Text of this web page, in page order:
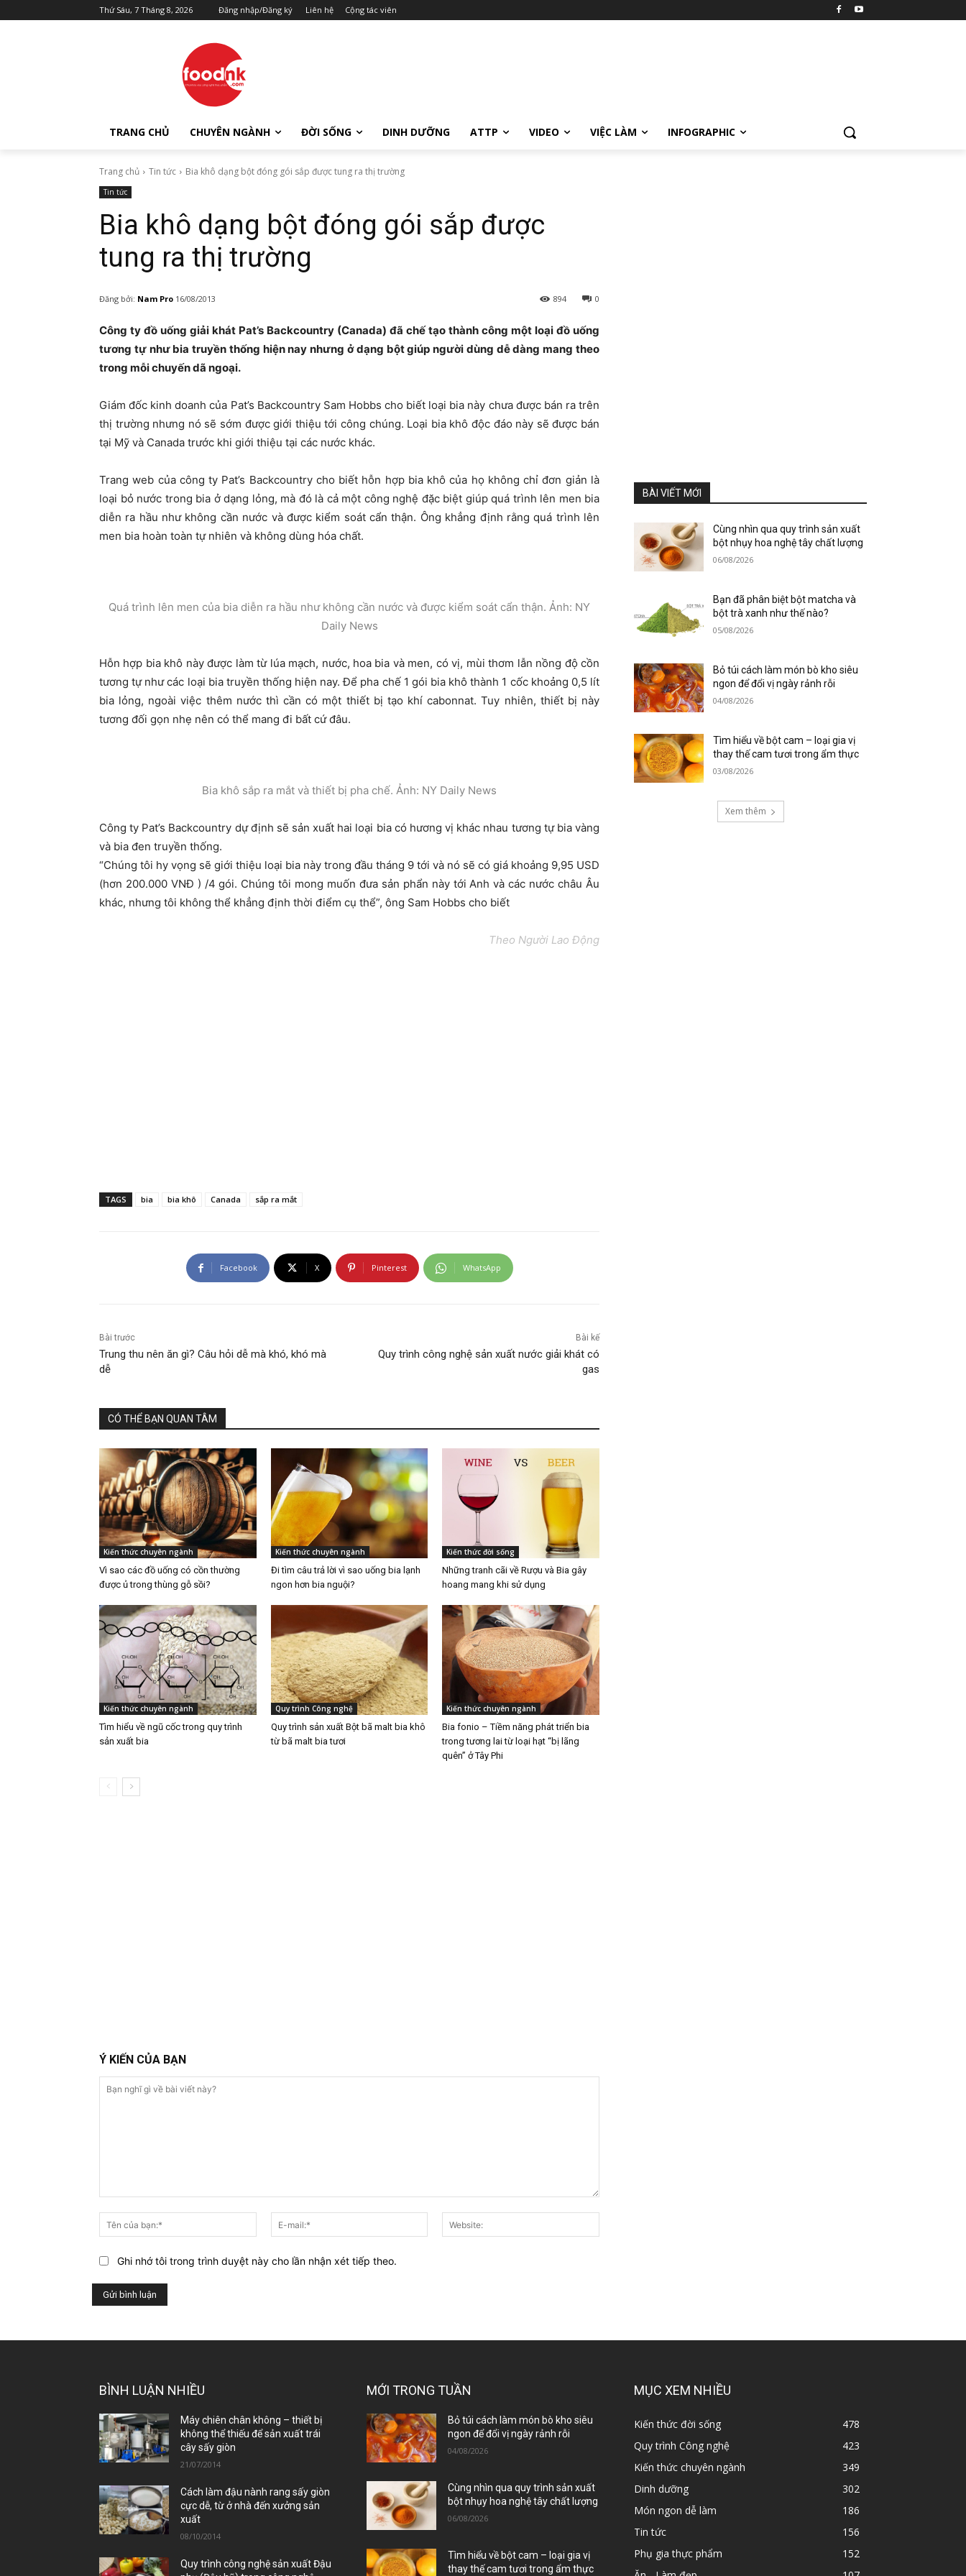
Thứ Sáu, 7 Tháng 8, 2026 Đăng nhập/Đăng ký Liên hệ Cộng tác viên
TRANG CHỦ CHUYÊN NGÀNH ĐỜI SỐNG DINH DƯỠNG ATTP VIDEO VIỆC LÀM INFOGRAPHIC
Trang chủ Tin tức Bia khô dạng bột đóng gói sắp được tung ra thị trường
Tin tức
Bia khô dạng bột đóng gói sắp được
tung ra thị trường
Đăng bởi: Nam Pro 16/08/2013 0
894
Công ty đồ uống giải khát Pat’s Backcountry (Canada) đã chế tạo thành công một loại đồ uống
tương tự như bia truyền thống hiện nay nhưng ở dạng bột giúp người dùng dễ dàng mang theo
trong mỗi chuyến dã ngoại.
Giám đốc kinh doanh của Pat’s Backcountry Sam Hobbs cho biết loại bia này chưa được bán ra trên
thị trường nhưng nó sẽ sớm được giới thiệu tới công chúng. Loại bia khô độc đáo này sẽ được bán
tại Mỹ và Canada trước khi giới thiệu tại các nước khác.
Trang web của công ty Pat’s Backcountry cho biết hỗn hợp bia khô của họ không chỉ đơn giản là
loại bỏ nước trong bia ở dạng lỏng, mà đó là cả một công nghệ đặc biệt giúp quá trình lên men bia
diễn ra hầu như không cần nước và được kiểm soát cẩn thận. Ông khẳng định rằng quá trình lên
men bia hoàn toàn tự nhiên và không dùng hóa chất.
Quá trình lên men của bia diễn ra hầu như không cần nước và được kiểm soát cẩn thận. Ảnh: NY
Daily News
Hỗn hợp bia khô này được làm từ lúa mạch, nước, hoa bia và men, có vị, mùi thơm lẫn nồng độ cồn
tương tự như các loại bia truyền thống hiện nay. Để pha chế 1 gói bia khô thành 1 cốc khoảng 0,5 lít
bia lỏng, ngoài việc thêm nước thì cần có một thiết bị tạo khí cabonnat. Tuy nhiên, thiết bị này
tương đối gọn nhẹ nên có thể mang đi bất cứ đâu.
Bia khô sắp ra mắt và thiết bị pha chế. Ảnh: NY Daily News
Công ty Pat’s Backcountry dự định sẽ sản xuất hai loại bia có hương vị khác nhau tương tự bia vàng
và bia đen truyền thống.
“Chúng tôi hy vọng sẽ giới thiệu loại bia này trong đầu tháng 9 tới và nó sẽ có giá khoảng 9,95 USD
(hơn 200.000 VNĐ ) /4 gói. Chúng tôi mong muốn đưa sản phẩn này tới Anh và các nước châu Âu
khác, nhưng tôi không thể khẳng định thời điểm cụ thể”, ông Sam Hobbs cho biết
Theo Người Lao Động
TAGS bia bia khô Canada sắp ra mắt
Facebook X Pinterest WhatsApp
Bài trước
Trung thu nên ăn gì? Câu hỏi dễ mà khó, khó mà
dễ
Bài kế
Quy trình công nghệ sản xuất nước giải khát có
gas
CÓ THỂ BẠN QUAN TÂM
Kiến thức chuyên ngành
Vì sao các đồ uống có cồn thường
được ủ trong thùng gỗ sồi?
Kiến thức chuyên ngành
Đi tìm câu trả lời vì sao uống bia lạnh
ngon hơn bia nguội?
Kiến thức đời sống
Những tranh cãi về Rượu và Bia gây
hoang mang khi sử dụng
Kiến thức chuyên ngành
Tìm hiểu về ngũ cốc trong quy trình
sản xuất bia
Quy trình Công nghệ
Quy trình sản xuất Bột bã malt bia khô
từ bã malt bia tươi
Kiến thức chuyên ngành
Bia fonio – Tiềm năng phát triển bia
trong tương lai từ loại hạt “bị lãng
quên” ở Tây Phi
Ý KIẾN CỦA BẠN
nghĩ
gì
bài
này?
của
mail:*
Ghi nhớ tôi trong trình duyệt này cho lần nhận xét tiếp theo.
BÀI VIẾT MỚI
Cùng nhìn qua quy trình sản xuất
bột nhụy hoa nghệ tây chất lượng
06/08/2026
Bạn đã phân biệt bột matcha và
bột trà xanh như thế nào?
05/08/2026
Bỏ túi cách làm món bò kho siêu
ngon để đổi vị ngày rảnh rỗi
04/08/2026
Tìm hiểu về bột cam – loại gia vị
thay thế cam tươi trong ẩm thực
03/08/2026
Xem thêm
BÌNH LUẬN NHIỀU
Máy chiên chân không – thiết bị
không thể thiếu để sản xuất trái
cây sấy giòn
21/07/2014
Cách làm đậu nành rang sấy giòn
cực dễ, từ ở nhà đến xưởng sản
xuất
08/10/2014
Quy trình công nghệ sản xuất Đậu
MỚI TRONG TUẦN
Bỏ túi cách làm món bò kho siêu
ngon để đổi vị ngày rảnh rỗi
04/08/2026
Cùng nhìn qua quy trình sản xuất
bột nhụy hoa nghệ tây chất lượng
06/08/2026
Tìm hiểu về bột cam – loại gia vị
thay thế cam tươi trong ẩm thực
MỤC XEM NHIỀU
Kiến thức đời sống
478
Quy trình Công nghệ
423
Kiến thức chuyên ngành
349
Dinh dưỡng
302
Món ngon dễ làm
186
Tin tức
156
Phụ gia thực phẩm
152